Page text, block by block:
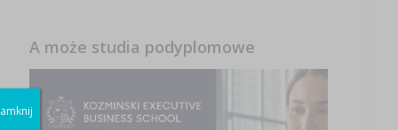
A może studia podyplomowe